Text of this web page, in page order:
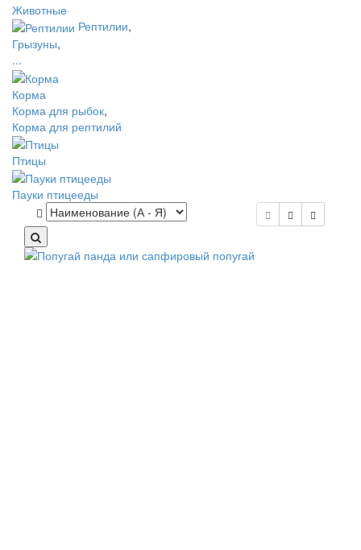
Животные
Рептилии,
Грызуны,
...
Корма
Корма для рыбок,
Корма для рептилий
Птицы
Пауки птицееды